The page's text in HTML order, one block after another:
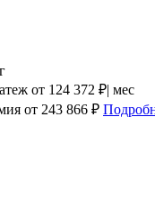
от 124 372 ₽| мес
от 243 866 ₽